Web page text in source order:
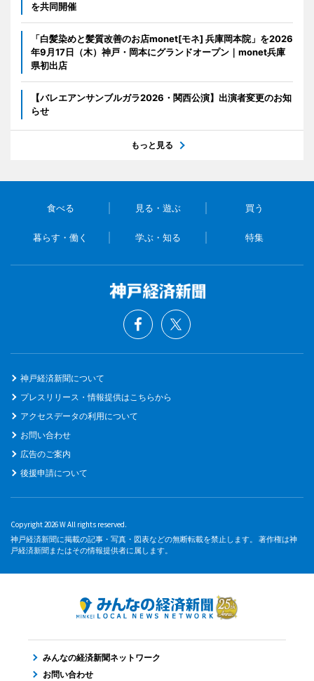
を共同開催
「白髪染めと髪質改善のお店monet[モネ] 兵庫岡本院」を2026
年9月17日（木）神戸・岡本にグランドオープン｜monet兵庫
県初出店
【バレエアンサンブルガラ2026・関西公演】出演者変更のお知
らせ
もっと見る
食べる 見る・遊ぶ 買う
暮らす・働く 学ぶ・知る 特集
神戸経済新聞について
プレスリリース・情報提供はこちらから
アクセスデータの利用について
お問い合わせ
広告のご案内
後援申請について
Copyright 2026 W All rights reserved.
神戸経済新聞に掲載の記事・写真・図表などの無断転載を禁止します。 著作権は神
戸経済新聞またはその情報提供者に属します。
みんなの経済新聞ネットワーク
お問い合わせ